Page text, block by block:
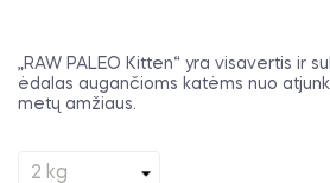
„RAW PALEO Kitten“ yra visavertis ir
ėdalas augančioms katėms nuo
metų amžiaus.